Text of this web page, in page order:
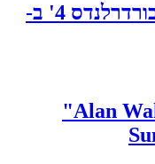
דיווח: 2K תכריז רשמית על 'בורדרלנדס 4' ב-
ההרחבה הראשונה של "Alan Wake 2"